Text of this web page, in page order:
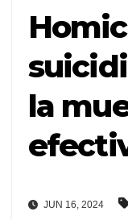
la
JUN 16, 2024